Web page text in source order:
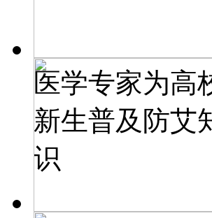
医学专家为高
新生普及防艾
识